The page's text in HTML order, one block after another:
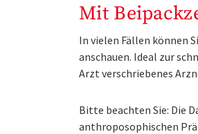
Mit
In vielen Fällen können
anschauen. Ideal zur
Arzt verschriebenes
Bitte beachten Sie: Die
anthroposophischen